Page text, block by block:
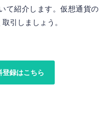
て紹介します。仮想通貨の
引しましょう。
録はこちら